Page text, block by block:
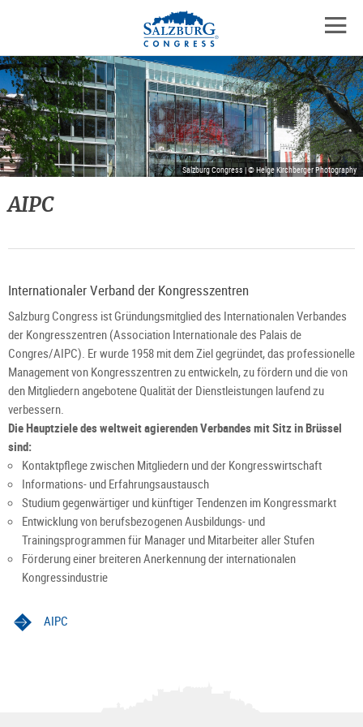
Zum
Inhalt
springen
Zum
Hauptmenü
springen
Zu
den
Kontaktinformationen
Salzburg Congress | © Helge Kirchberger Photography
AIPC
Internationaler Verband der Kongresszentren
Salzburg Congress ist Gründungsmitglied des Internationalen Verbandes
der Kongresszentren (Association Internationale des Palais de
Congres/AIPC). Er wurde 1958 mit dem Ziel gegründet, das professionelle
Management von Kongresszentren zu entwickeln, zu fördern und die von
den Mitgliedern angebotene Qualität der Dienstleistungen laufend zu
verbessern.
Die Hauptziele des weltweit agierenden Verbandes mit Sitz in Brüssel
sind:
Kontaktpflege zwischen Mitgliedern und der Kongresswirtschaft
Informations- und Erfahrungsaustausch
Studium gegenwärtiger und künftiger Tendenzen im Kongressmarkt
Entwicklung von berufsbezogenen Ausbildungs- und
Trainingsprogrammen für Manager und Mitarbeiter aller Stufen
Förderung einer breiteren Anerkennung der internationalen
Kongressindustrie
AIPC